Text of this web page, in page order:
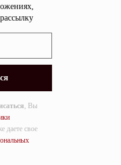
, Вы
даете свое